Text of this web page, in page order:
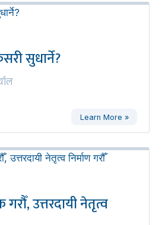
सुधार्ने?
Learn More »
गरौँ, उत्तरदायी नेतृत्व